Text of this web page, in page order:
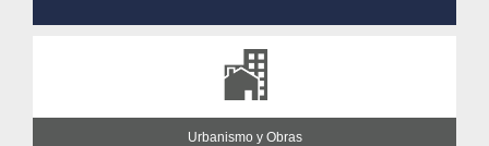
Urbanismo y Obras